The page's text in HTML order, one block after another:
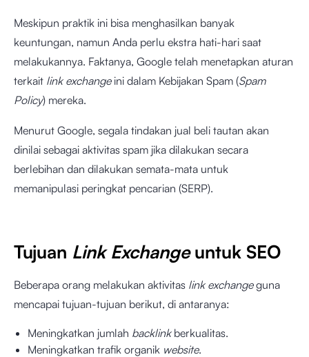
Meskipun praktik ini bisa menghasilkan banyak
keuntungan, namun Anda perlu ekstra hati-hari saat
melakukannya. Faktanya, Google telah menetapkan aturan
terkait link exchange ini dalam Kebijakan Spam (Spam
Policy) mereka.
Menurut Google, segala tindakan jual beli tautan akan
dinilai sebagai aktivitas spam jika dilakukan secara
berlebihan dan dilakukan semata-mata untuk
memanipulasi peringkat pencarian (SERP).
Tujuan Link Exchangeuntuk SEO
Beberapa orang melakukan aktivitas link exchangeguna
mencapai tujuan-tujuan berikut, di antaranya:
Meningkatkan jumlah backlinkberkualitas.
Meningkatkan trafik organik website.